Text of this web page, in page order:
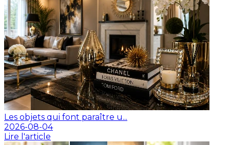
Les objets qui font paraître u...
2026-08-04
Lire l'article